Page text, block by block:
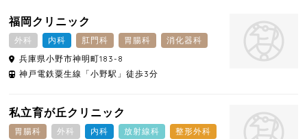
福岡クリニック
外科 内科 肛門科 胃腸科
消化器科
兵庫県小野市神明町183-8
神戸電鉄粟生線「小野駅」徒歩3分
私立育が丘クリニック
胃腸科 外科 内科 放射線科
整形外科